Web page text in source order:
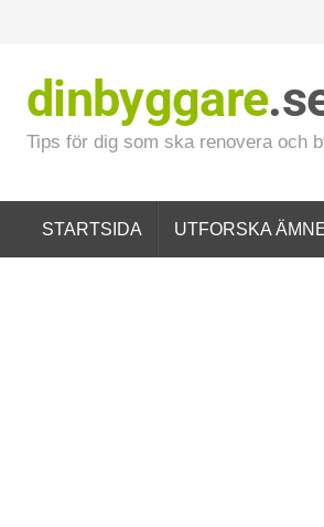
dinbyggare
Tips för dig som ska renovera och
STARTSIDA UTFORSKA